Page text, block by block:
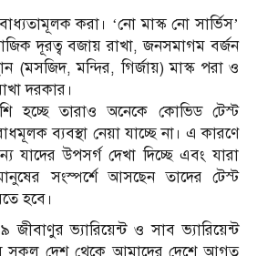
করা। ‘নো মাস্ক নো সার্ভিস’
দূরত্ব বজায় রাখা, জনসমাগম বর্জন
(মসজিদ, মন্দির, গির্জায়) মাস্ক পরা ও
দরকার।
হচ্ছে তারাও অনেকে কোভিড টেস্ট
ব্যবস্থা নেয়া যাচ্ছে না। এ কারণে
যাদের উপসর্গ দেখা দিচ্ছে এবং যারা
সংস্পর্শে আসছেন তাদের টেস্ট
হবে।
ভ্যারিয়েন্ট ও সাব ভ্যারিয়েন্ট
সকল দেশ থেকে আমাদের দেশে আগত